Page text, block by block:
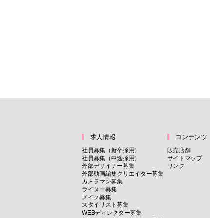
求人情報
社員募集（新卒採用）
社員募集（中途採用）
外部デザイナー募集
外部動画編集クリエイター募集
カメラマン募集
ライター募集
メイク募集
スタイリスト募集
WEBディレクター募集
コンテンツ
販売店舗
サイトマップ
リンク